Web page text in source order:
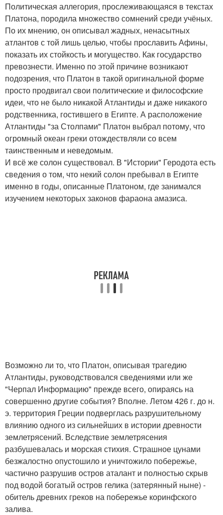
Политическая аллегория, прослеживающаяся в текстах
Платона, породила множество сомнений среди учёных.
По их мнению, он описывал жадных, ненасытных
атлантов с той лишь целью, чтобы прославить Афины,
показать их стойкость и могущество. Как государство
превознести. Именно по этой причине возникают
подозрения, что Платон в такой оригинальной форме
просто продвигал свои политические и философские
идеи, что не было никакой Атлантиды и даже никакого
родственника, гостившего в Египте. А расположение
Атлантиды "за Столпами" Платон выбрал потому, что
огромный океан греки отождествляли со всем
таинственным и неведомым.
И всё же солон существовал. В "Истории" Геродота есть
сведения о том, что некий солон пребывал в Египте
именно в годы, описанные Платоном, где занимался
изучением некоторых законов фараона амазиса.
Возможно ли то, что Платон, описывая трагедию
Атлантиды, руководствовался сведениями или же
"Черпал Информацию" прежде всего, опираясь на
совершенно другие события? Вполне. Летом 426 г. до н.
э. территория Греции подверглась разрушительному
влиянию одного из сильнейших в истории древности
землетрясений. Вследствие землетрясения
разбушевалась и морская стихия. Страшное цунами
безжалостно опустошило и уничтожило побережье,
частично разрушив остров аталант и полностью скрыв
под водой богатый остров гелика (затерянный ныне) -
обитель древних греков на побережье коринфского
залива.